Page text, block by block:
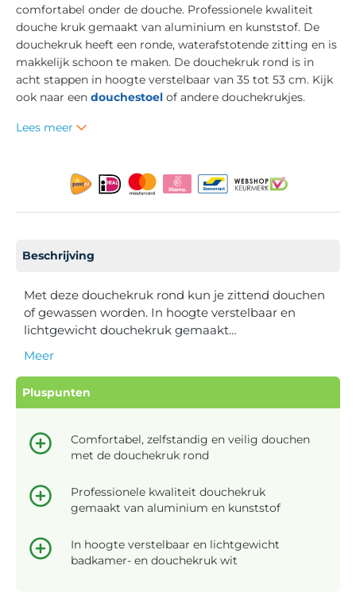
comfortabel onder de douche. Professionele kwaliteit
douche kruk gemaakt van aluminium en kunststof. De
douchekruk heeft een ronde, waterafstotende zitting en is
makkelijk schoon te maken. De douchekruk rond is in
acht stappen in hoogte verstelbaar van 35 tot 53 cm. Kijk
ook naar een douchestoel of andere douchekrukjes.
Lees meer
Beschrijving
Met deze douchekruk rond kun je zittend douchen
of gewassen worden. In hoogte verstelbaar en
lichtgewicht douchekruk gemaakt…
Meer
Pluspunten
Comfortabel, zelfstandig en veilig douchen
met de douchekruk rond
Professionele kwaliteit douchekruk
gemaakt van aluminium en kunststof
In hoogte verstelbaar en lichtgewicht
badkamer- en douchekruk wit